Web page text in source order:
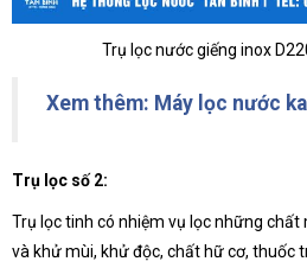
Trụ lọc nước giếng inox
Xem thêm: Máy lọc nước
Trụ lọc số 2:
Trụ lọc tinh có nhiệm vụ lọc những
và khử mùi, khử độc, chất hữ cơ, thuốc